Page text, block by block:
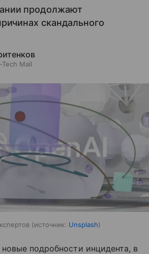
продолжают
скандального
Mail
источник: Unsplash
подробности инцидента, в